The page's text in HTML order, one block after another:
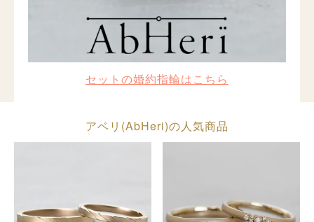
セットの婚約指輪はこちら
アベリ(AbHeri)の人気商品